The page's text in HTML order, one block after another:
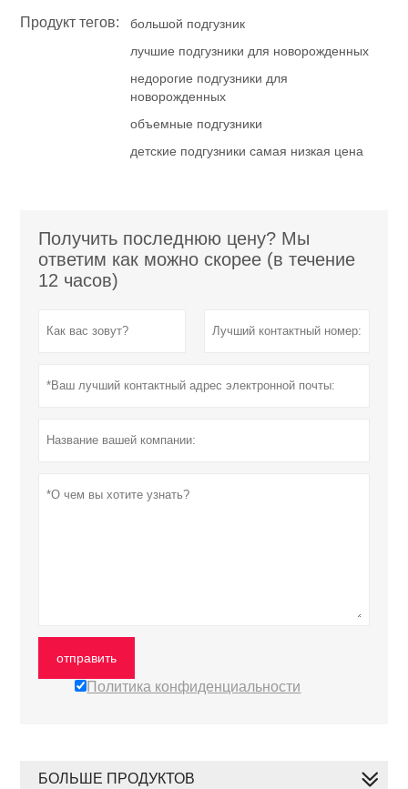
Продукт тегов:
большой подгузник
лучшие подгузники для новорожденных
недорогие подгузники для
новорожденных
объемные подгузники
детские подгузники самая низкая цена
Получить последнюю цену? Мы
ответим как можно скорее (в течение
12 часов)
отправить
Политика конфиденциальности
БОЛЬШЕ ПРОДУКТОВ